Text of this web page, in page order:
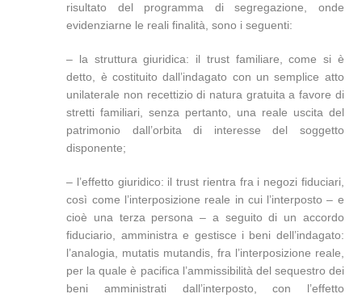
risultato del programma di segregazione, onde
evidenziarne le reali finalità, sono i seguenti:
– la struttura giuridica: il trust familiare, come si è
detto, è costituito dall’indagato con un semplice atto
unilaterale non recettizio di natura gratuita a favore di
stretti familiari, senza pertanto, una reale uscita del
patrimonio dall’orbita di interesse del soggetto
disponente;
– l’effetto giuridico: il trust rientra fra i negozi fiduciari,
così come l’interposizione reale in cui l’interposto – e
cioè una terza persona – a seguito di un accordo
fiduciario, amministra e gestisce i beni dell’indagato:
l’analogia, mutatis mutandis, fra l’interposizione reale,
per la quale è pacifica l’ammissibilità del sequestro dei
beni amministrati dall’interposto, con l’effetto